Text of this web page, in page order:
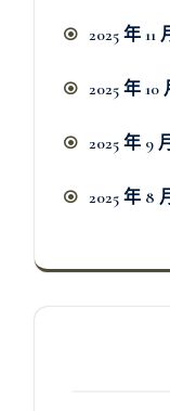
2025 年 11
2025 年 10
2025 年 9 月
2025 年 8